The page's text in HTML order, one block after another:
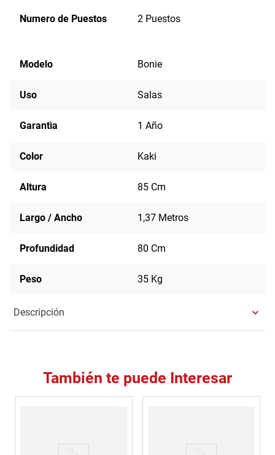
Numero de Puestos 2 Puestos
Modelo Bonie
Uso Salas
Garantìa 1 Año
Color Kaki
Altura 85 Cm
Largo / Ancho 1,37 Metros
Profundidad 80 Cm
Peso 35 Kg
Descripción
También te puede Interesar